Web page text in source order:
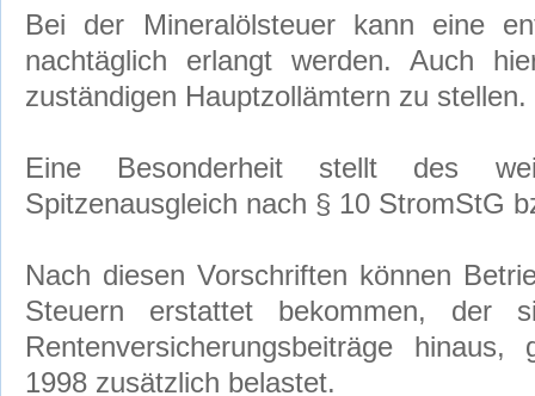
Bei der Mineralölsteuer kann eine
nachtäglich erlangt werden. Auch
zuständigen Hauptzollämtern zu stellen.
Eine Besonderheit stellt des
Spitzenausgleich nach § 10 StromStG
Nach diesen Vorschriften können
Steuern erstattet bekommen, der
Rentenversicherungsbeiträge
1998 zusätzlich belastet.